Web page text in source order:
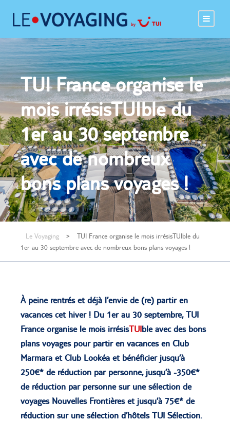
TUI France organise le
mois irrésisTUIble du
1er au 30 septembre
avec de nombreux
bons plans voyages !
Le Voyaging >
TUI France organise le mois irrésisTUIble du
1er au 30 septembre avec de nombreux bons plans voyages !
À peine rentrés et déjà l’envie de (re) partir en
vacances cet hiver ! Du 1er au 30 septembre, TUI
France organise le mois irrésisTUIble avec des bons
plans voyages pour partir en vacances en Club
Marmara et Club Lookéa et bénéficier jusqu’à
250€* de réduction par personne, jusqu’à -350€*
de réduction par personne sur une sélection de
voyages Nouvelles Frontières et jusqu’à 75€* de
réduction sur une sélection d’hôtels TUI Sélection.